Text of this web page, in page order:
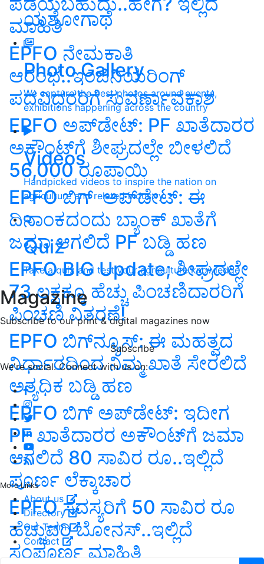
ಯಶೋಗಾಥೆ
Photo Gallery
We capture the best photos around events,
exhibitions happening across the country
Videos
Handpicked videos to inspire the nation on
agriculture and related industry
Quiz
Take a quiz and test your agriculture knowledge
Magazine
Subscribe to our print & digital magazines now
Subscribe
We're social. Connect with us on:
More Links
About us
Directory
Our Team
Contact
ಮಾಹಿತಿ
EPFO ನೇಮಕಾತಿ
ಆರಂಭ..ಇಂಜಿನಿಯರಿಂಗ್‌
ಪದವಿಧರರಿಗೆ ಸುವರ್ಣಾವಕಾಶ
EPFO ಅಪ್‌ಡೇಟ್‌: PF ಖಾತೆದಾರರ
ಅಕೌಂಟ್‌ಗೆ ಶೀಘ್ರದಲ್ಲೇ ಬೀಳಲಿದೆ
56,000 ರೂಪಾಯಿ
EPFO ಬಿಗ್‌ ಅಪ್‌ಡೇಟ್: ಈ
ದಿನಾಂಕದಂದು ಬ್ಯಾಂಕ್‌ ಖಾತೆಗೆ
ಜಮಾ ಆಗಲಿದೆ PF ಬಡ್ಡಿ ಹಣ
EPFO BIG Update; ಶೀಘ್ರದಲ್ಲೇ
73 ಲಕ್ಷಕ್ಕೂ ಹೆಚ್ಚು ಪಿಂಚಣಿದಾರರಿಗೆ
ಪಿಂಚಣಿ ವಿತರಣೆ!
EPFO ಬಿಗ್‌ನ್ಯೂಸ್‌: ಈ ಮಹತ್ವದ
ನಿರ್ಧಾರದಿಂದ ನಿಮ್ಮ ಖಾತೆ ಸೇರಲಿದೆ
ಅತ್ಯಧಿಕ ಬಡ್ಡಿ ಹಣ
EPFO ಬಿಗ್‌ ಅಪ್‌ಡೇಟ್‌: ಇದೀಗ
PF ಖಾತೆದಾರರ ಅಕೌಂಟ್‌ಗೆ ಜಮಾ
ಆಗಲಿದೆ 80 ಸಾವಿರ ರೂ..ಇಲ್ಲಿದೆ
ಪೂರ್ಣ ಲೆಕ್ಕಾಚಾರ
EPFO ​​ಸದಸ್ಯರಿಗೆ 50 ಸಾವಿರ ರೂ
ಹೆಚ್ಚುವರಿ ಬೋನಸ್..ಇಲ್ಲಿದೆ
ಸಂಪೂರ್ಣ ಮಾಹಿತಿ